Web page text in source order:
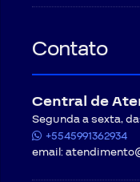
Contato
Central de
Segunda a sexta,
+5545991362934
email: